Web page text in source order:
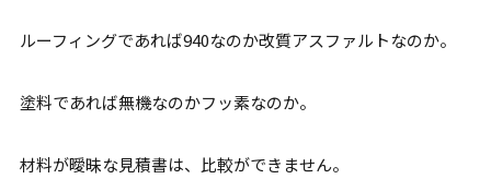
ルーフィングであれば940なのか改質アスファルトなのか。
塗料であれば無機なのかフッ素なのか。
材料が曖昧な見積書は、比較ができません。